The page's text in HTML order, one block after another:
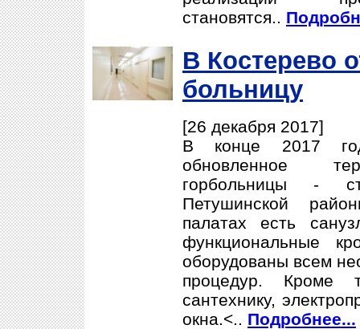
становятся..
В Костерево
больницу
[26 декабря 2017]
В конце 2017
обновленное
горбольницы -
Петушинской
палатах есть
функциональные
оборудованы всем
процедур. Кроме
сантехнику,
окна.<.. Подробнее...